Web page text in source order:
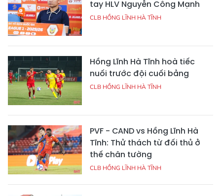
tay HLV Nguyễn Công Mạnh
CLB HỒNG LĨNH HÀ TĨNH
Hồng Lĩnh Hà Tĩnh hoà tiếc
nuối trước đội cuối bảng
CLB HỒNG LĨNH HÀ TĨNH
PVF - CAND vs Hồng Lĩnh Hà
Tĩnh: Thử thách từ đối thủ ở
thế chân tường
CLB HỒNG LĨNH HÀ TĨNH